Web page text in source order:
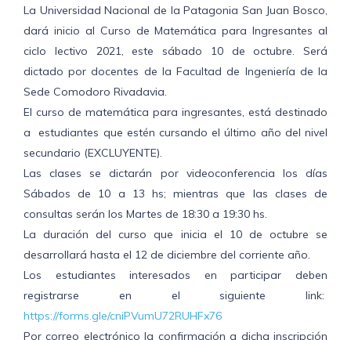
La Universidad Nacional de la Patagonia San Juan Bosco,
dará inicio al Curso de Matemática para Ingresantes al
ciclo lectivo 2021, este sábado 10 de octubre. Será
dictado por docentes de la Facultad de Ingeniería de la
Sede Comodoro Rivadavia.
El curso de matemática para ingresantes, está destinado
a estudiantes que estén cursando el último año del nivel
secundario (EXCLUYENTE).
Las clases se dictarán por videoconferencia los días
Sábados de 10 a 13 hs; mientras que las clases de
consultas serán los Martes de 18:30 a 19:30 hs.
La duración del curso que inicia el 10 de octubre se
desarrollará hasta el 12 de diciembre del corriente año.
Los estudiantes interesados en participar deben
registrarse en el siguiente link:
https://forms.gle/cniPVumU72RUHFx76
Por correo electrónico la confirmación a dicha inscripción